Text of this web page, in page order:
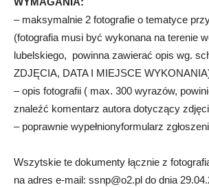
– maksymalnie 2 fotografie o tematyce
(fotografia musi być wykonana na terenie
lubelskiego, powinna zawierać opis wg.
ZDJĘCIA, DATA I MIEJSCE
– opis fotografii ( max. 300 wyrazów,
znaleźć komentarz autora dotyczący
– poprawnie wypełnionyformularz
Wszytskie te dokumenty łącznie z
na adres e-mail: ssnp@o2.pl do dnia